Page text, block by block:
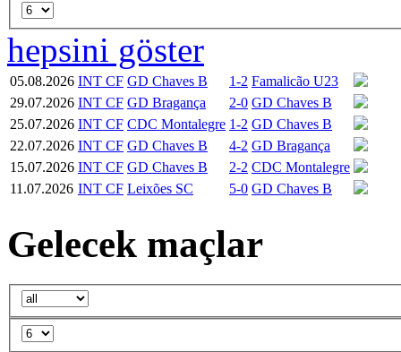
hepsini göster
05.08.2026 INT CF GD Chaves B 1-2 Famalicão U23
29.07.2026 INT CF GD Bragança 2-0 GD Chaves B
25.07.2026 INT CF CDC Montalegre 1-2 GD Chaves B
22.07.2026 INT CF GD Chaves B 4-2 GD Bragança
15.07.2026 INT CF GD Chaves B 2-2 CDC Montalegre
11.07.2026 INT CF Leixões SC 5-0 GD Chaves B
Gelecek maçlar